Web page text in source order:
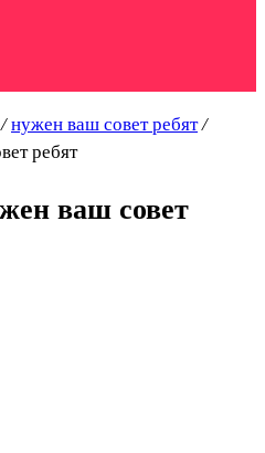
/ нужен ваш совет ребят /
ребят
ваш совет